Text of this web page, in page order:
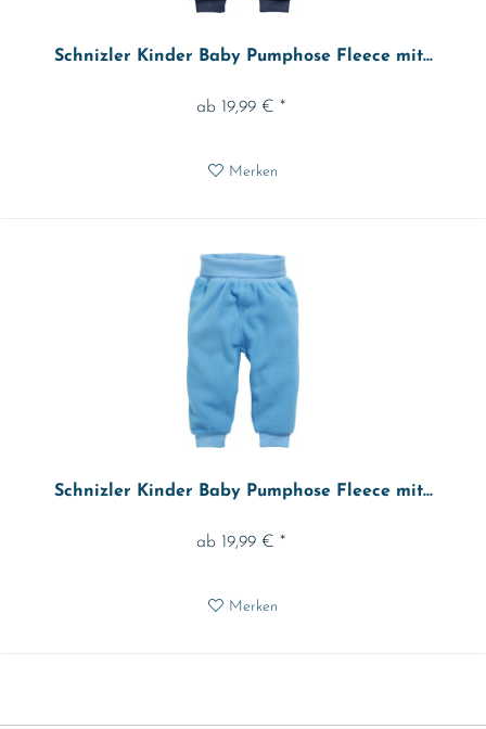
Schnizler Kinder Baby Pumphose Fleece mit...
ab 19,99 € *
Merken
Schnizler Kinder Baby Pumphose Fleece mit...
ab 19,99 € *
Merken